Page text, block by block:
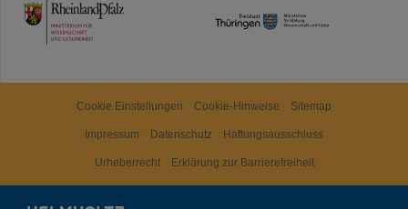
TMWWDG
Cookie Einstellungen Cookie-Hinweise Sitemap
Impressum Datenschutz Haftungsausschluss
Urheberrecht Erklärung zur Barrierefreiheit